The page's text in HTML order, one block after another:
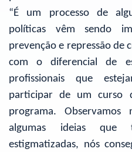
“É um processo de
políticas vêm sendo
prevenção e repressão de
com o diferencial de
profissionais que
participar de um curso
programa.
algumas ideias que
estigmatizadas, nós